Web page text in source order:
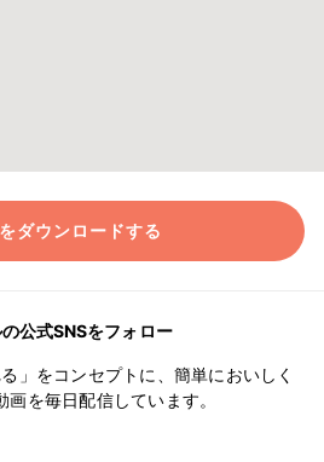
ダウンロードする
公式SNSをフォロー
」をコンセプトに、簡単においしく
画を毎日配信しています。